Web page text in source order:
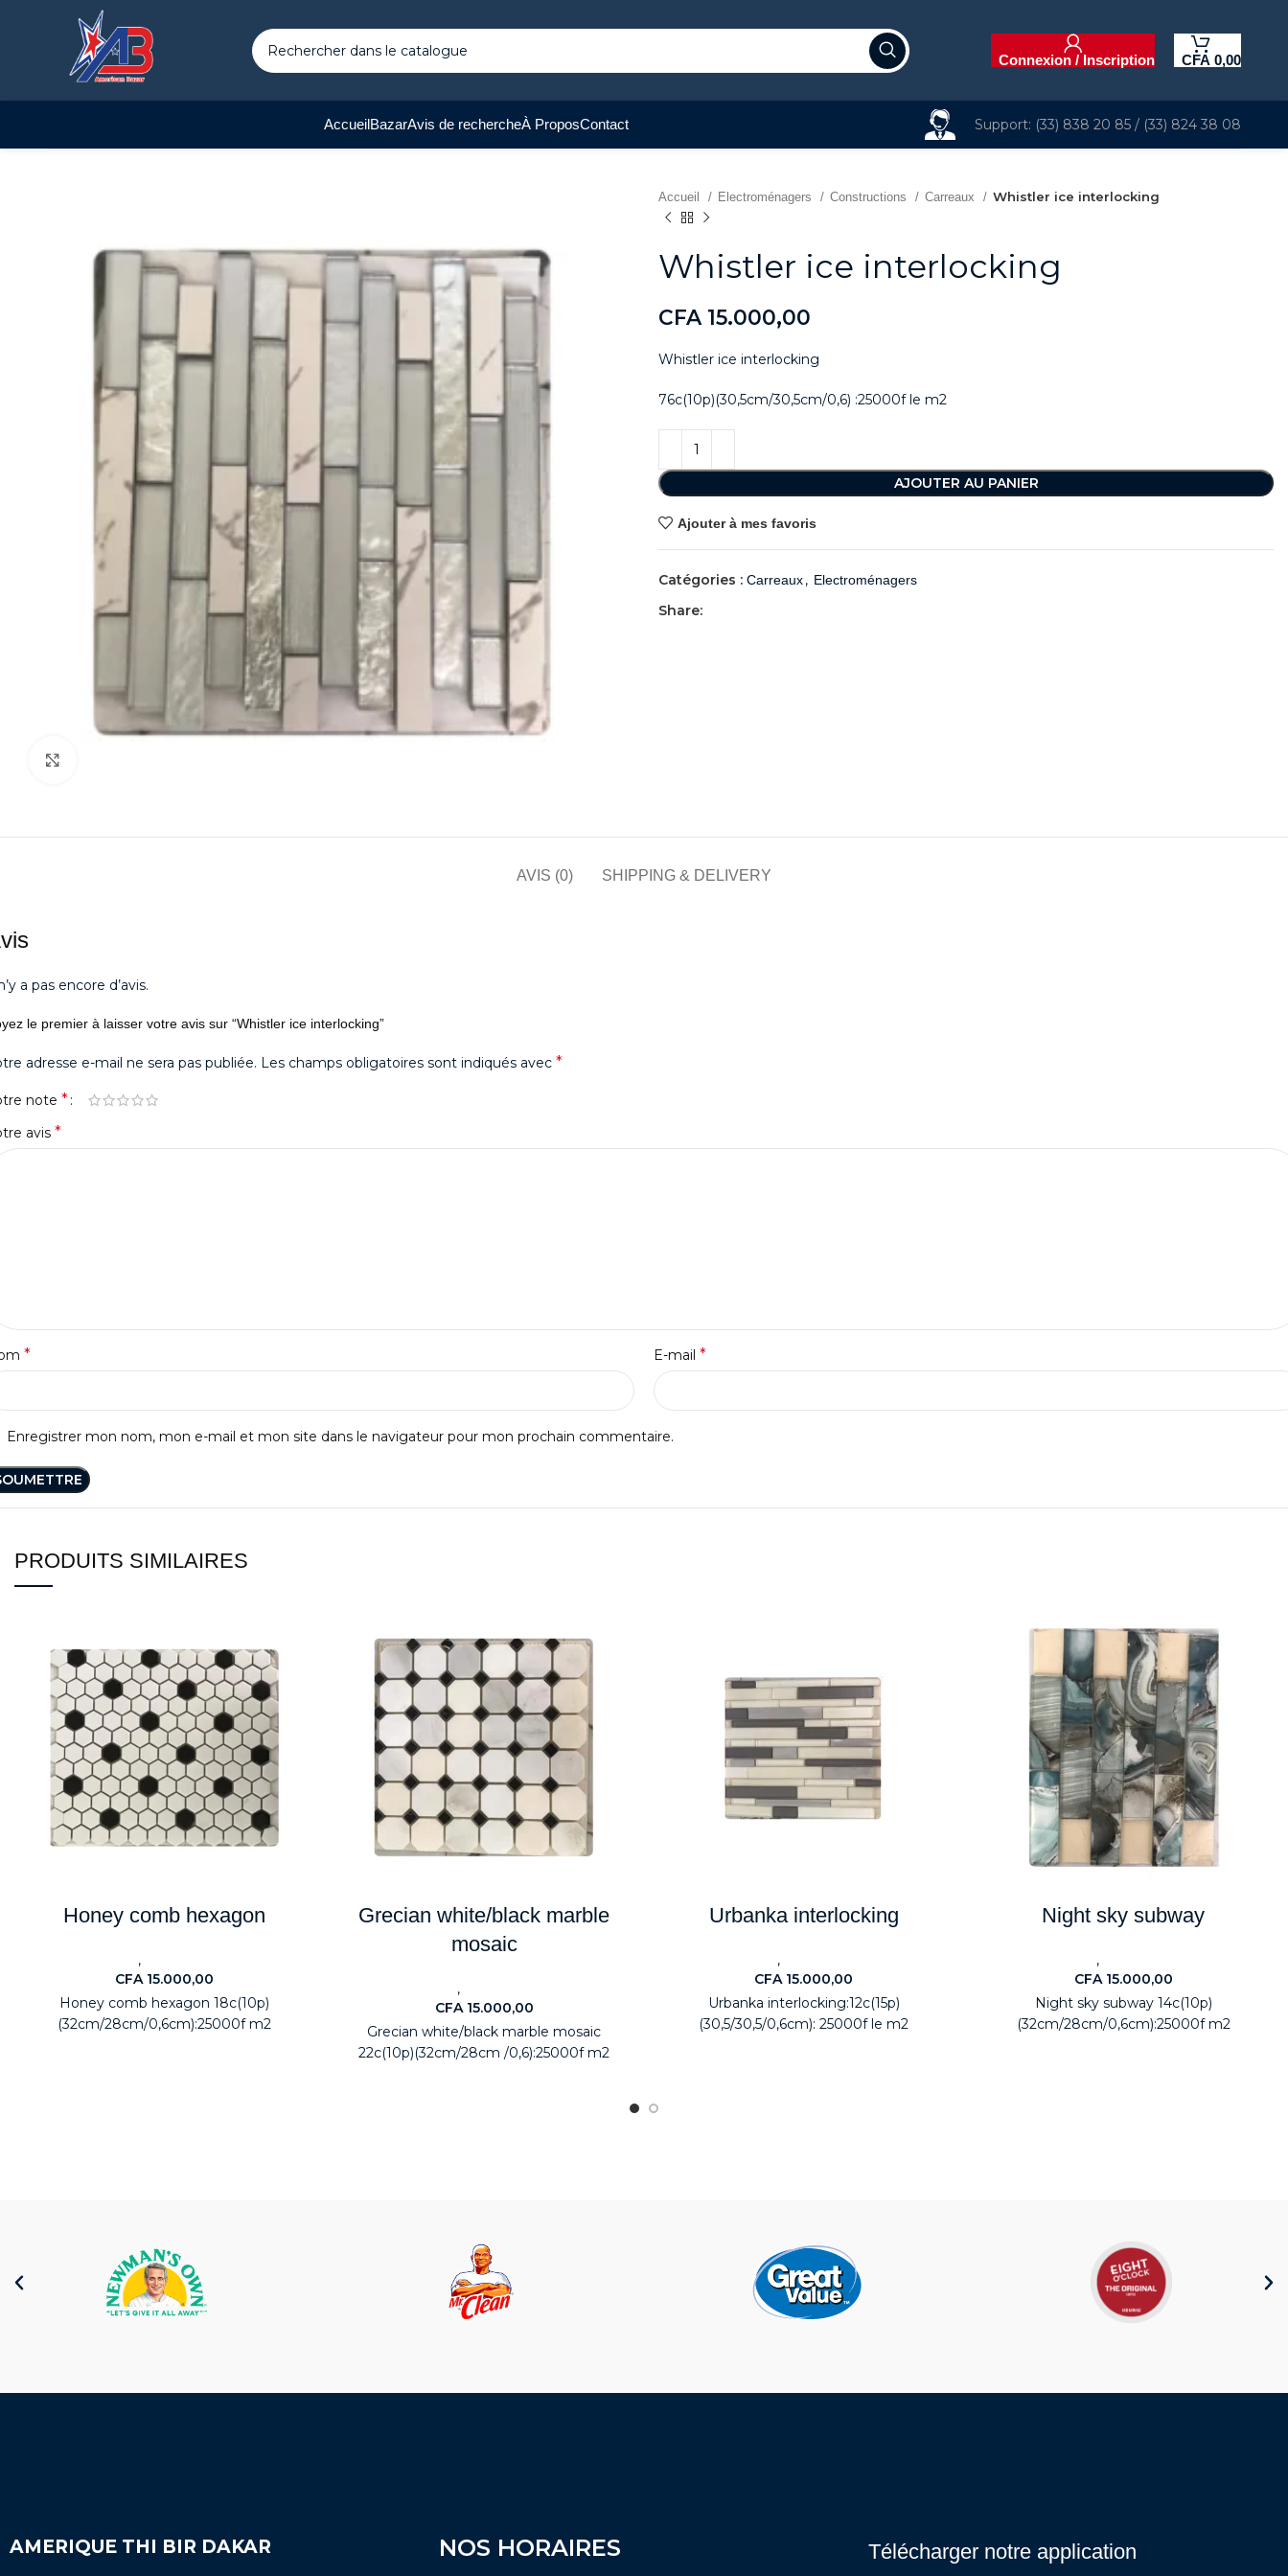
Connexion / Inscription CFA 0,00
AccueilBazarAvis de rechercheÀ ProposContact Support: (33) 838 20 85 / (33) 824 38 08
Accueil Electroménagers Constructions Carreaux Whistler ice interlocking
Whistler ice interlocking
CFA 15.000,00
Whistler ice interlocking
76c(10p)(30,5cm/30,5cm/0,6) :25000f le m2
AJOUTER AU PANIER
Ajouter à mes favoris
Catégories : Carreaux, Electroménagers
Share:
AVIS (0) SHIPPING & DELIVERY
a pas encore d’avis.
le premier à laisser votre avis sur “Whistler ice interlocking”
adresse e-mail ne sera pas publiée. Les champs obligatoires sont indiqués avec *
note *
avis *
* E-mail *
Enregistrer mon nom, mon e-mail et mon site dans le navigateur pour mon prochain commentaire.
PRODUITS SIMILAIRES
Honey comb hexagon
,
CFA15.000,00
Honey comb hexagon 18c(10p)
(32cm/28cm/0,6cm):25000f m2
Grecian white/black marble
mosaic
,
CFA15.000,00
Grecian white/black marble mosaic
22c(10p)(32cm/28cm /0,6):25000f m2
Urbanka interlocking
,
CFA15.000,00
Urbanka interlocking:12c(15p)
(30,5/30,5/0,6cm): 25000f le m2
Night sky subway
,
CFA15.000,00
Night sky subway 14c(10p)
(32cm/28cm/0,6cm):25000f m2
AMERIQUE THI BIR DAKAR NOS HORAIRES Télécharger notre application